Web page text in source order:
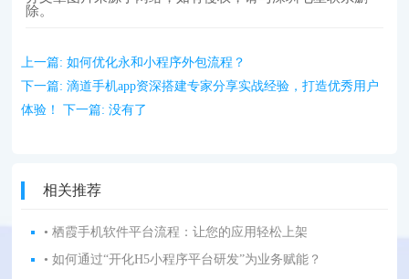
除。
上一篇:如何优化永和小程序外包流程？
下一篇:滴道手机app资深搭建专家分享实战经验，打造优秀用户
体验！
下一篇:没有了
相关推荐
• 栖霞手机软件平台流程：让您的应用轻松上架
• 如何通过“开化H5小程序平台研发”为业务赋能？